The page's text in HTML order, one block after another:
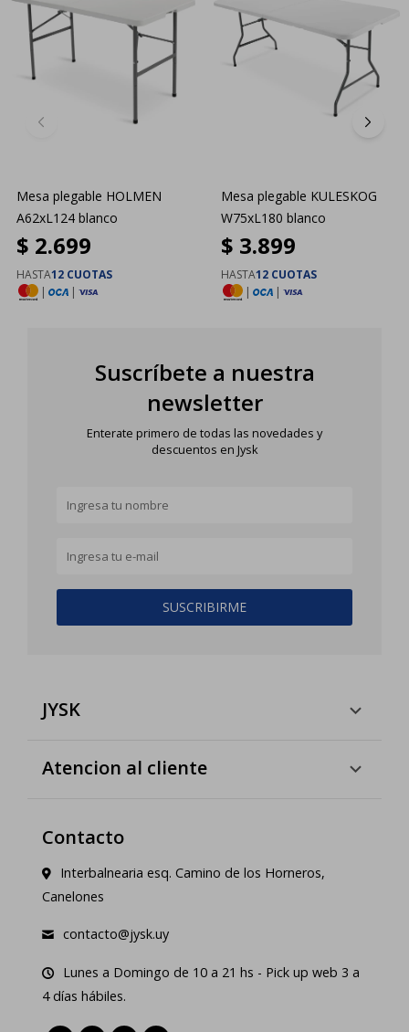
Mesa plegable HOLMEN
A62xL124 blanco
$ 2.699
HASTA12 CUOTAS
|
|
Mesa plegable KULESKOG
W75xL180 blanco
$ 3.899
HASTA12 CUOTAS
|
|
Suscríbete a nuestra
newsletter
Enterate primero de todas las novedades y
descuentos en Jysk
SUSCRIBIRME
JYSK
Atencion al cliente
Contacto
Interbalnearia esq. Camino de los Horneros,
Canelones
contacto@jysk.uy
Lunes a Domingo de 10 a 21 hs - Pick up web 3 a
4 días hábiles.